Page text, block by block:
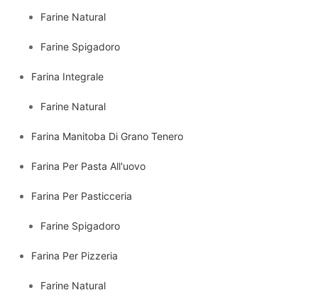
Farine Natural
Farine Spigadoro
Farina Integrale
Farine Natural
Farina Manitoba Di Grano Tenero
Farina Per Pasta All'uovo
Farina Per Pasticceria
Farine Spigadoro
Farina Per Pizzeria
Farine Natural